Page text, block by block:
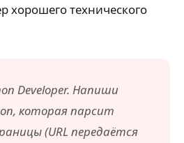
хорошего технического
Developer. Напиши
которая парсит
(URL передаётся